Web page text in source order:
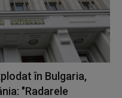
în Bulgaria,
"Radarele